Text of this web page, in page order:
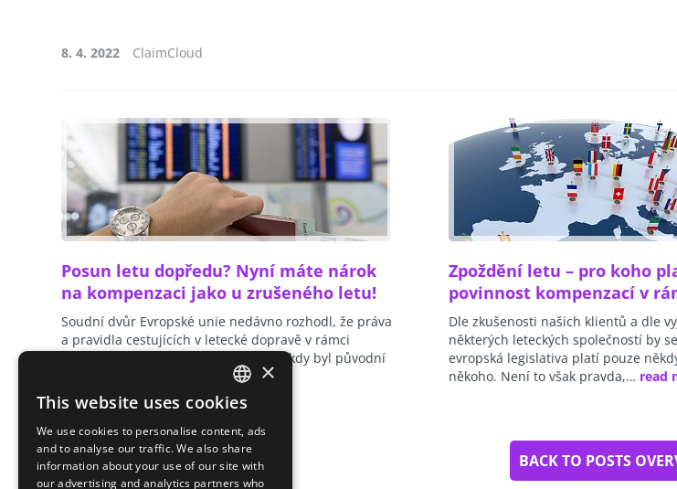
8. 4. 2022 ClaimCloud
Posun letu dopředu? Nyní máte nárok
na kompenzaci jako u zrušeného letu!
Soudní dvůr Evropské unie nedávno rozhodl, že práva
a pravidla cestujících v letecké dopravě v rámci
zrušení letu se vztahují i na případy, kdy byl původní
read more
Zpoždění letu – pro koho
povinnost kompenzací v
Dle zkušenosti našich klientů a dle
některých leteckých společností by
evropská legislativa platí pouze
někoho. Není to však pravda,… read
BACK TO POSTS
CZECH
ENGLISH
SLOVAK
×
This website uses cookies
We use cookies to personalise content, ads
and to analyse our traffic. We also share
information about your use of our site with
our advertising and analytics partners who